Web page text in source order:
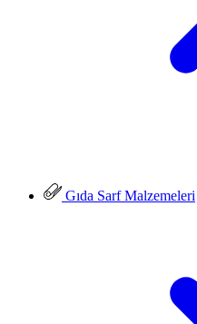
Gıda Sarf Malzemeleri